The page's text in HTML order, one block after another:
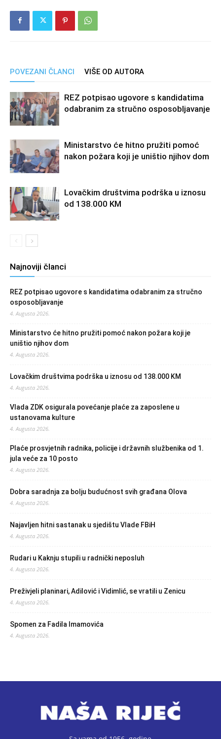
POVEZANI ČLANCI VIŠE OD AUTORA
REZ potpisao ugovore s kandidatima
odabranim za stručno osposobljavanje
Ministarstvo će hitno pružiti pomoć
nakon požara koji je uništio njihov dom
Lovačkim društvima podrška u iznosu
od 138.000 KM
Najnoviji članci
REZ potpisao ugovore s kandidatima odabranim za stručno
osposobljavanje
4. Augusta 2026.
Ministarstvo će hitno pružiti pomoć nakon požara koji je
uništio njihov dom
4. Augusta 2026.
Lovačkim društvima podrška u iznosu od 138.000 KM
4. Augusta 2026.
Vlada ZDK osigurala povećanje plaće za zaposlene u
ustanovama kulture
4. Augusta 2026.
Plaće prosvjetnih radnika, policije i državnih službenika od 1.
jula veće za 10 posto
4. Augusta 2026.
Dobra saradnja za bolju budućnost svih građana Olova
4. Augusta 2026.
Najavljen hitni sastanak u sjedištu Vlade FBiH
4. Augusta 2026.
Rudari u Kaknju stupili u radnički neposluh
4. Augusta 2026.
Preživjeli planinari, Adilović i Vidimlić, se vratili u Zenicu
4. Augusta 2026.
Spomen za Fadila Imamovića
4. Augusta 2026.